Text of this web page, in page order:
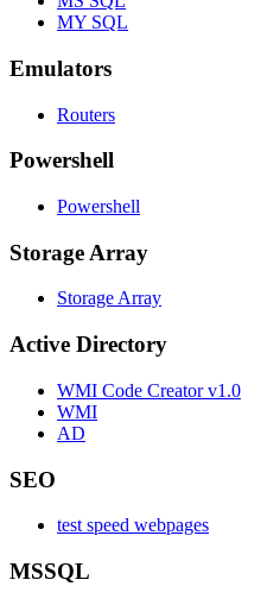
MY SQL
Emulators
Routers
Powershell
Powershell
Storage Array
Storage Array
Active Directory
WMI Code Creator v1.0
WMI
AD
SEO
test speed webpages
MSSQL